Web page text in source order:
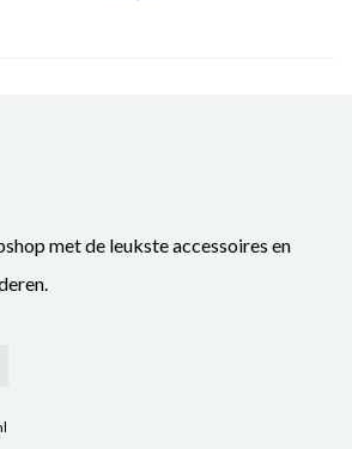
met de leukste accessoires en